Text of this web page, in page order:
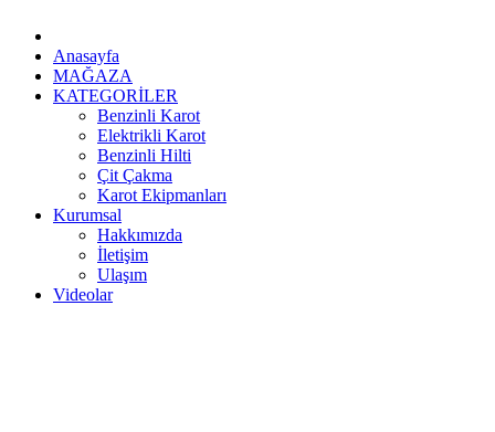
Anasayfa
MAĞAZA
KATEGORİLER
Benzinli Karot
Elektrikli Karot
Benzinli Hilti
Çit Çakma
Karot Ekipmanları
Kurumsal
Hakkımızda
İletişim
Ulaşım
Videolar